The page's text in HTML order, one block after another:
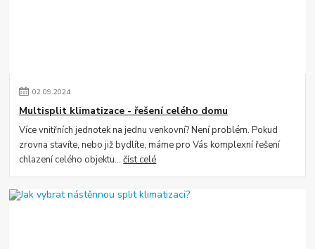
02.09.2024
Multisplit klimatizace - řešení celého domu
Více vnitřních jednotek na jednu venkovní? Není problém. Pokud
zrovna stavíte, nebo již bydlíte, máme pro Vás komplexní řešení
chlazení celého objektu...číst celé